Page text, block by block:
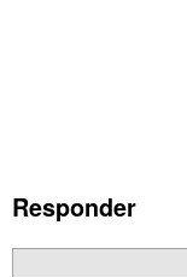
Responder